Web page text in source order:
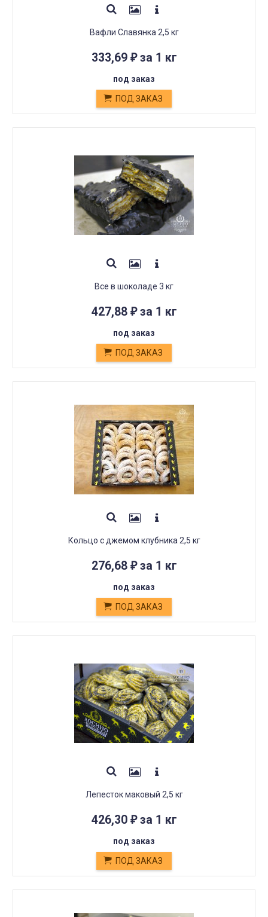
Вафли Славянка 2,5 кг
333,69 ₽за 1 кг
под заказ
ПОД ЗАКАЗ
Все в шоколаде 3 кг
427,88 ₽за 1 кг
под заказ
ПОД ЗАКАЗ
Кольцо с джемом клубника 2,5 кг
276,68 ₽за 1 кг
под заказ
ПОД ЗАКАЗ
Лепесток маковый 2,5 кг
426,30 ₽за 1 кг
под заказ
ПОД ЗАКАЗ